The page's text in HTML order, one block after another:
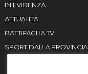
IN EVIDENZA
ATTUALITÀ
BATTIPAGLIA TV
SPORT DALLA PROVINCIA